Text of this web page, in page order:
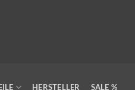
HERSTELLER SALE %